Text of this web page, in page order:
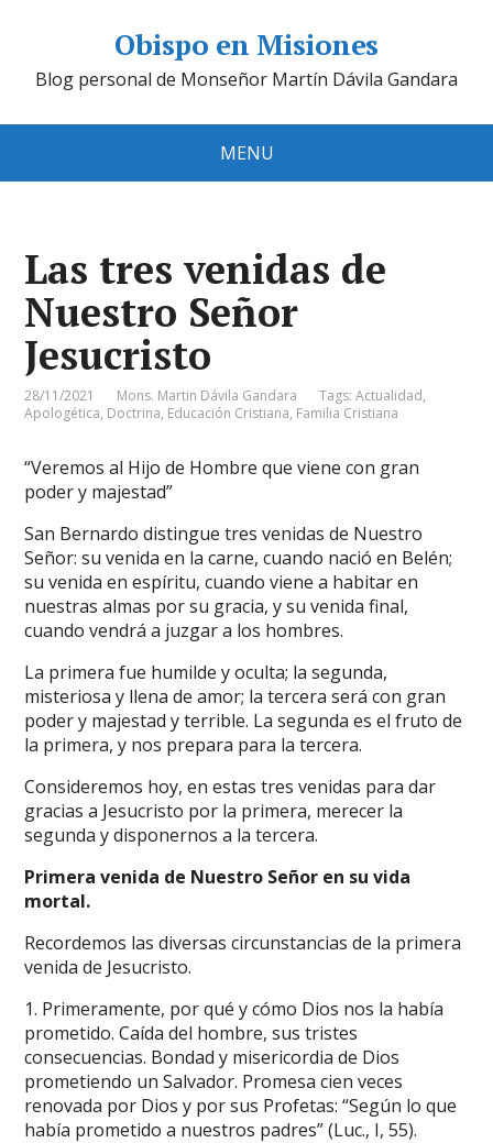
Obispo en Misiones
Blog personal de Monseñor Martín Dávila Gandara
MENU
Las tres venidas de
Nuestro Señor
Jesucristo
28/11/2021 Mons. Martin Dávila Gandara Tags:Actualidad,
Apologética, Doctrina, Educación Cristiana, Familia Cristiana
“Veremos al Hijo de Hombre que viene con gran
poder y majestad”
San Bernardo distingue tres venidas de Nuestro
Señor: su venida en la carne, cuando nació en Belén;
su venida en espíritu, cuando viene a habitar en
nuestras almas por su gracia, y su venida final,
cuando vendrá a juzgar a los hombres.
La primera fue humilde y oculta; la segunda,
misteriosa y llena de amor; la tercera será con gran
poder y majestad y terrible. La segunda es el fruto de
la primera, y nos prepara para la tercera.
Consideremos hoy, en estas tres venidas para dar
gracias a Jesucristo por la primera, merecer la
segunda y disponernos a la tercera.
Primera venida de Nuestro Señor en su vida
mortal.
Recordemos las diversas circunstancias de la primera
venida de Jesucristo.
1. Primeramente, por qué y cómo Dios nos la había
prometido. Caída del hombre, sus tristes
consecuencias. Bondad y misericordia de Dios
prometiendo un Salvador. Promesa cien veces
renovada por Dios y por sus Profetas: “Según lo que
había prometido a nuestros padres” (Luc., I, 55).